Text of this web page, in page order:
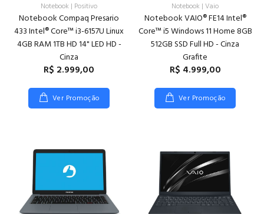
Notebook | Positivo
Notebook Compaq Presario
433 Intel® Core™ i3-6157U Linux
4GB RAM 1TB HD 14" LED HD -
Cinza
R$ 2.999,00
Ver Promoção
Notebook | Vaio
Notebook VAIO® FE14 Intel®
Core™ i5 Windows 11 Home 8GB
512GB SSD Full HD - Cinza
Grafite
R$ 4.999,00
Ver Promoção